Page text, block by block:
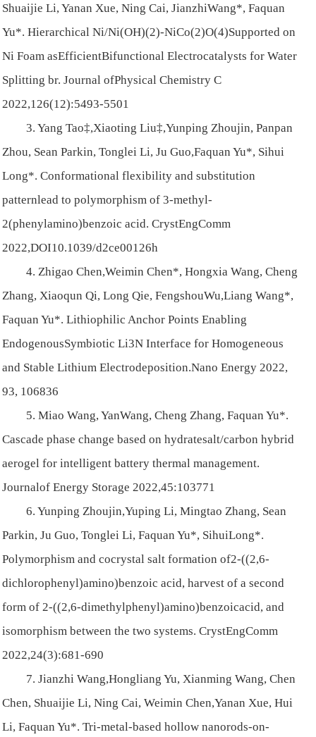
Shuaijie Li, Yanan Xue, Ning Cai, JianzhiWang*, Faquan
Yu*. Hierarchical Ni/Ni(OH)(2)-NiCo(2)O(4)Supported on
Ni Foam asEfficientBifunctional Electrocatalysts for Water
Splitting br. Journal ofPhysical Chemistry C
2022,126(12):5493-5501
3. Yang Tao‡,Xiaoting Liu‡,Yunping Zhoujin, Panpan
Zhou, Sean Parkin, Tonglei Li, Ju Guo,Faquan Yu*, Sihui
Long*. Conformational flexibility and substitution
patternlead to polymorphism of 3-methyl-
2(phenylamino)benzoic acid. CrystEngComm
2022,DOI10.1039/d2ce00126h
4. Zhigao Chen,Weimin Chen*, Hongxia Wang, Cheng
Zhang, Xiaoqun Qi, Long Qie, FengshouWu,Liang Wang*,
Faquan Yu*. Lithiophilic Anchor Points Enabling
EndogenousSymbiotic Li3N Interface for Homogeneous
and Stable Lithium Electrodeposition.Nano Energy 2022,
93, 106836
5. Miao Wang, YanWang, Cheng Zhang, Faquan Yu*.
Cascade phase change based on hydratesalt/carbon hybrid
aerogel for intelligent battery thermal management.
Journalof Energy Storage 2022,45:103771
6. Yunping Zhoujin,Yuping Li, Mingtao Zhang, Sean
Parkin, Ju Guo, Tonglei Li, Faquan Yu*, SihuiLong*.
Polymorphism and cocrystal salt formation of2-((2,6-
dichlorophenyl)amino)benzoic acid, harvest of a second
form of 2-((2,6-dimethylphenyl)amino)benzoicacid, and
isomorphism between the two systems. CrystEngComm
2022,24(3):681-690
7. Jianzhi Wang,Hongliang Yu, Xianming Wang, Chen
Chen, Shuaijie Li, Ning Cai, Weimin Chen,Yanan Xue, Hui
Li, Faquan Yu*. Tri-metal-based hollow nanorods-on-